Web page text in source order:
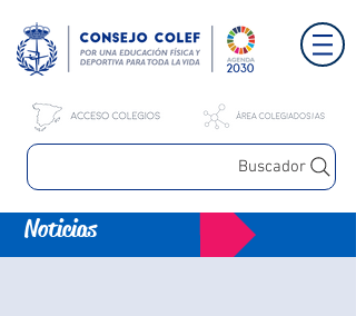
Buscador
Noticias